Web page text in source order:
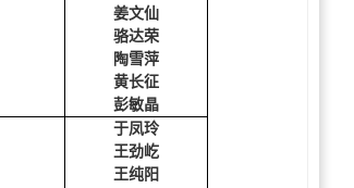
姜文仙
骆达荣
陶雪萍
黄长征
彭敏晶
于凤玲
王劲屹
王纯阳